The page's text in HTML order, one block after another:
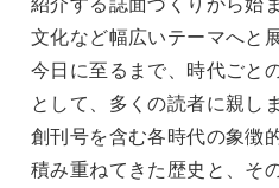
文化など幅広いテーマへと
今日に至るまで、時代ごと
として、多くの読者に親し
創刊号を含む各時代の象徴
積み重ねてきた歴史と、そ